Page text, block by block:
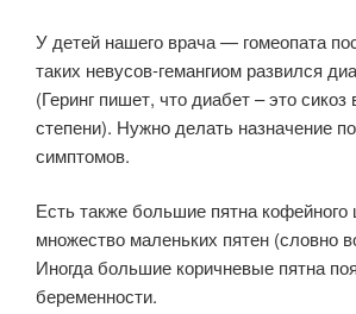
У детей нашего врача — гомеопата
таких невусов-гемангиом развился
(Геринг пишет, что диабет – это сикоз
степени). Нужно делать назначение
симптомов.
Есть также большие пятна кофейного
множество маленьких пятен (словно
Иногда большие коричневые пятна
беременности.